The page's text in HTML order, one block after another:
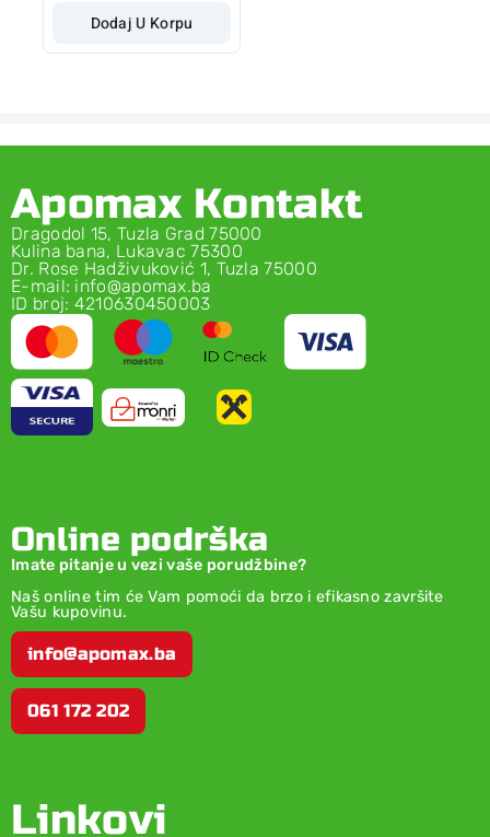
Dodaj U Korpu
Apomax Kontakt
Dragodol 15, Tuzla Grad 75000
Kulina bana, Lukavac 75300
Dr. Rose Hadživuković 1, Tuzla 75000
E-mail: info@apomax.ba
ID broj: 4210630450003
Online podrška
Imate pitanje u vezi vaše porudžbine?
Naš online tim će Vam pomoći da brzo i efikasno završite
Vašu kupovinu.
info@apomax.ba
061 172 202
Linkovi